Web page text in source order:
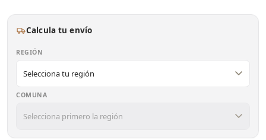
Calcula tu envío
REGIÓN
COMUNA